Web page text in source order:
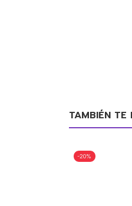
TAMBIÉN TE
-20%